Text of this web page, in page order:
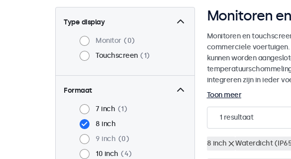
Type display
Monitor
0
Touchscreen
1
Formaat
7 inch
1
8 inch
9 inch
0
10 inch
4
Monitoren
Monitoren en
commerciele
kunnen worden
integreren zijn in ieder
Toon meer
1 resultaat
8 inch Waterdicht